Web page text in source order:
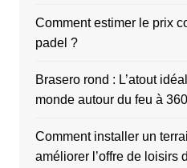
Comment estimer le prix
padel ?
Brasero rond : L’atout
monde autour du feu à
Comment installer un
améliorer l’offre de loisirs